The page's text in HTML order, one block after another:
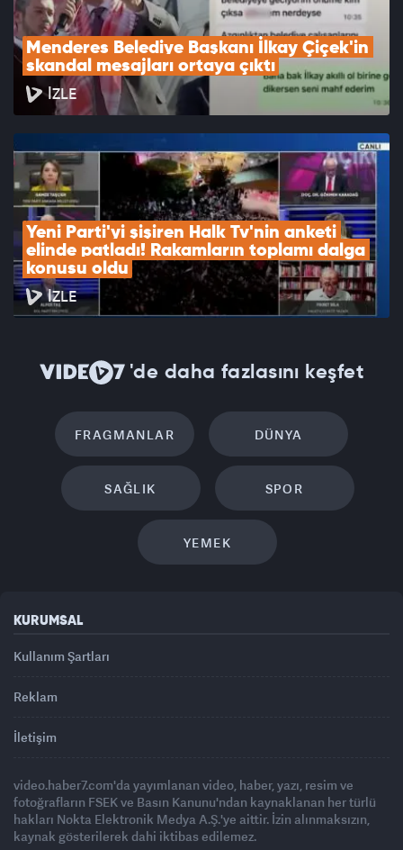
Menderes Belediye Başkanı İlkay Çiçek'in
skandal mesajları ortaya çıktı
İZLE
Yeni Parti'yi şişiren Halk Tv'nin anketi
elinde patladı! Rakamların toplamı dalga
konusu oldu
İZLE
'de daha fazlasını keşfet
FRAGMANLAR DÜNYA
SAĞLIK SPOR
YEMEK
KURUMSAL
Kullanım Şartları
Reklam
İletişim
video.haber7.com'da yayımlanan video, haber, yazı, resim ve
fotoğrafların FSEK ve Basın Kanunu'ndan kaynaklanan her türlü
hakları Nokta Elektronik Medya A.Ş.'ye aittir. İzin alınmaksızın,
kaynak gösterilerek dahi iktibas edilemez.